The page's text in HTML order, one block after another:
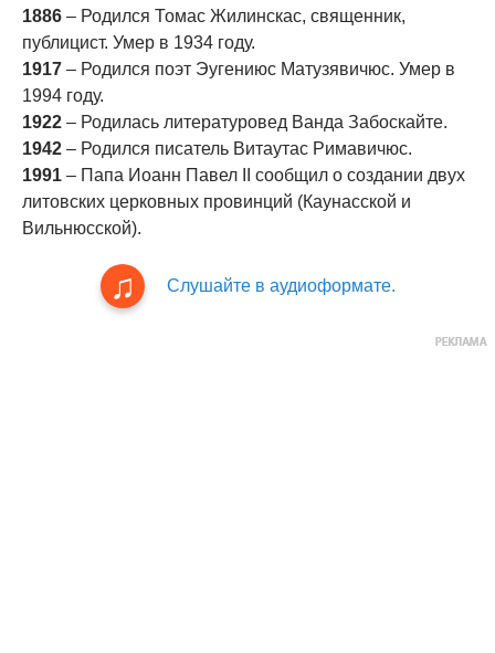
1886 – Родился Томас Жилинскас, священник,
публицист. Умер в 1934 году.
1917 – Родился поэт Эугениюс Матузявичюс. Умер в
1994 году.
1922 – Родилась литературовед Ванда Забоскайте.
1942 – Родился писатель Витаутас Римавичюс.
1991 – Папа Иоанн Павел II сообщил о создании двух
литовских церковных провинций (Каунасской и
Вильнюсской).
Слушайте в аудиоформате.